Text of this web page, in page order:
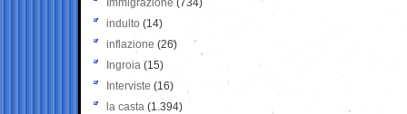
Immigrazione (734)
indulto (14)
inflazione (26)
Ingroia (15)
Interviste (16)
la casta (1.394)